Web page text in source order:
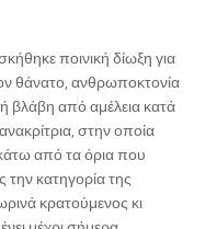
ποινική δίωξη για
θάνατο, ανθρωποκτονία
βλάβη από αμέλεια κατά
στην οποία
κάτω από τα όρια που
κατηγορία της
κρατούμενος κι